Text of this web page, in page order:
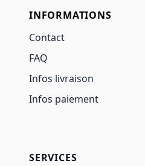
INFORMATIONS
Contact
FAQ
Infos livraison
Infos paiement
SERVICES